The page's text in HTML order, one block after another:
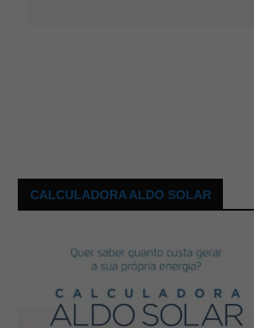
CALCULADORA ALDO SOLAR